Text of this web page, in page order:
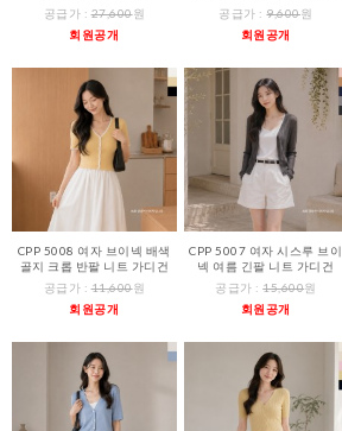
공급가 :27,600원
회원공개
공급가 :9,600원
회원공개
CPP 5008 여자 브이넥 배색
골지 크롭 반팔 니트 가디건
공급가 :11,600원
회원공개
CPP 5007 여자 시스루 브이
넥 여름 긴팔 니트 가디건
공급가 :15,600원
회원공개